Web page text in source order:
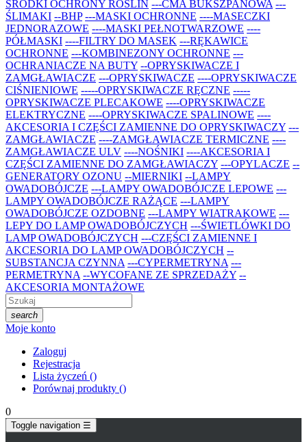
ŚRODKI OCHRONY ROŚLIN ---ĆMA BUKSZPANOWA ---
ŚLIMAKI --BHP ---MASKI OCHRONNE ----MASECZKI
JEDNORAZOWE ----MASKI PEŁNOTWARZOWE ----
PÓŁMASKI ----FILTRY DO MASEK ---RĘKAWICE
OCHRONNE ---KOMBINEZONY OCHRONNE ---
OCHRANIACZE NA BUTY --OPRYSKIWACZE I
ZAMGŁAWIACZE ---OPRYSKIWACZE ----OPRYSKIWACZE
CIŚNIENIOWE -----OPRYSKIWACZE RĘCZNE -----
OPRYSKIWACZE PLECAKOWE ----OPRYSKIWACZE
ELEKTRYCZNE ----OPRYSKIWACZE SPALINOWE ----
AKCESORIA I CZĘŚCI ZAMIENNE DO OPRYSKIWACZY ---
ZAMGŁAWIACZE ----ZAMGŁAWIACZE TERMICZNE ----
ZAMGŁAWIACZE ULV ----NOŚNIKI ----AKCESORIA I
CZĘŚCI ZAMIENNE DO ZAMGŁAWIACZY ---OPYLACZE --
GENERATORY OZONU --MIERNIKI --LAMPY
OWADOBÓJCZE ---LAMPY OWADOBÓJCZE LEPOWE ---
LAMPY OWADOBÓJCZE RAŻĄCE ---LAMPY
OWADOBÓJCZE OZDOBNE ---LAMPY WIATRAKOWE ---
LEPY DO LAMP OWADOBÓJCZYCH ---ŚWIETLÓWKI DO
LAMP OWADOBÓJCZYCH ---CZĘŚCI ZAMIENNE I
AKCESORIA DO LAMP OWADOBÓJCZYCH --
SUBSTANCJA CZYNNA ---CYPERMETRYNA ---
PERMETRYNA --WYCOFANE ZE SPRZEDAŻY --
AKCESORIA MONTAŻOWE
search
Moje konto
Zaloguj
Rejestracja
Lista życzeń ()
Porównaj produkty ()
0
Toggle navigation ☰